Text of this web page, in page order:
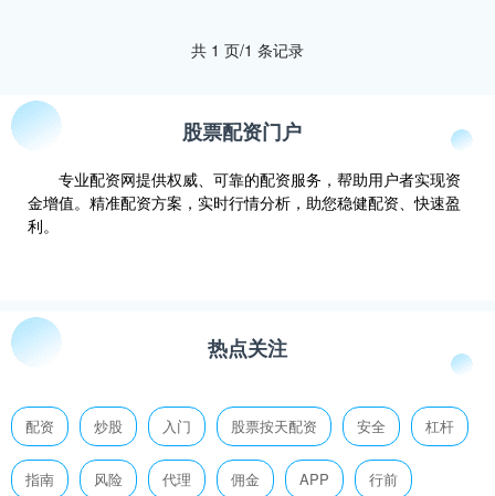
共 1 页/1 条记录
股票配资门户
专业配资网提供权威、可靠的配资服务，帮助用户者实现资
金增值。精准配资方案，实时行情分析，助您稳健配资、快速盈
利。
热点关注
配资 炒股 入门 股票按天配资 安全 杠杆
指南 风险 代理 佣金 APP 行前